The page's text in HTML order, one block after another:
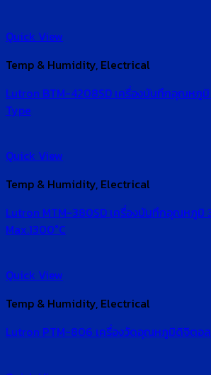
Quick View
Temp & Humidity, Electrical
Lutron BTM-4208SD เครื่องบันทึกอุณหภูมิ
Type
Quick View
Temp & Humidity, Electrical
Lutron MTM-380SD เครื่องบันทึกอุณหภูมิ
Max.1300°C
Quick View
Temp & Humidity, Electrical
Lutron PTM-806 เครื่องวัดอุณหภูมิดิจิตอล